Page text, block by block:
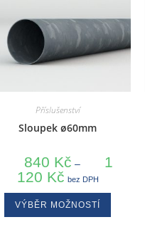
Příslušenství
Sloupek ø60mm
840 Kč –
1
120 Kč bez DPH
VÝBĚR MOŽNOSTÍ